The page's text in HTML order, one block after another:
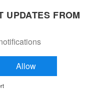
UPDATES FROM
Allow